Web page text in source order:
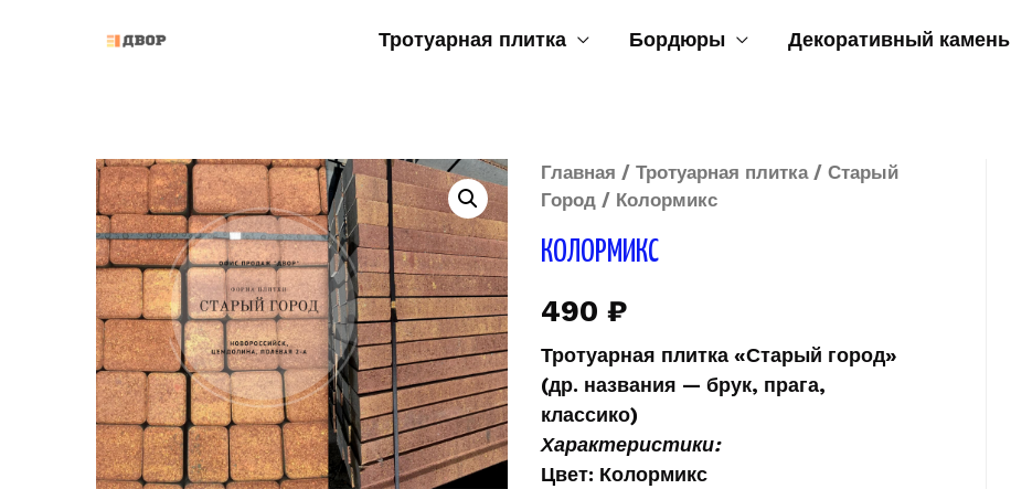
Тротуарная плитка Бордюры Декоративный камень
Главная /Тротуарная плитка/Старый
Город / Колормикс
КОЛОРМИКС
490₽
Тротуарная плитка «Старый город»
(др. названия — брук, прага,
классико)
Характеристики:
Цвет: Колормикс